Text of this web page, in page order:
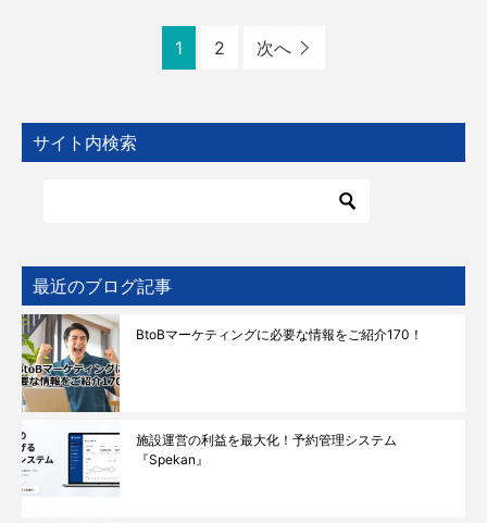
1 2 次へ
サイト内検索
最近のブログ記事
BtoBマーケティングに必要な情報をご紹介170！
施設運営の利益を最大化！予約管理システム
『Spekan』